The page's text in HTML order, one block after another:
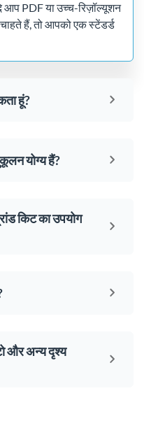
आप PDF या उच्च-रिज़ॉल्यूशन
हैं, तो आपको एक स्टेंडर्ड
हूं?
योग्य हैं?
किट का उपयोग
और अन्य दृश्य